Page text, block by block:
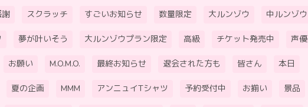
謝 スクラッチ すごいお知らせ 数量限定 大ルンゾウ 中ルンゾウ
夢が叶いそう 大ルンゾウプラン限定 高級 チケット発売中 声優
お願い M.O.M.O. 最終お知らせ 退会された方も 皆さん 本日
夏の企画 MMM アンニュイTシャツ 予約受付中 お揃い 景品